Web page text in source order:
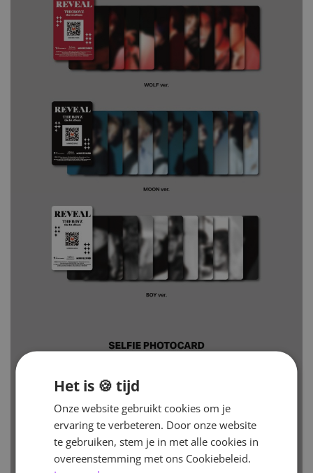
Het is 🍪 tijd
Onze website gebruikt cookies om je
ervaring te verbeteren. Door onze website
te gebruiken, stem je in met alle cookies in
overeenstemming met ons Cookiebeleid.